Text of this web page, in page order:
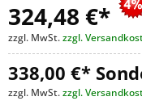
324,48 €*
zzgl. MwSt.zzgl.
338,00 €*
zzgl. MwSt.zzgl.